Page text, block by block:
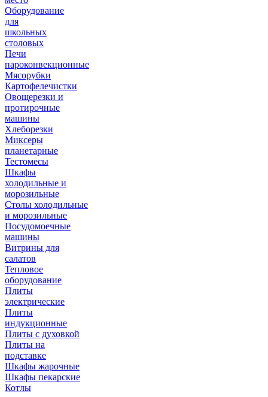
Оборудование
для
школьных
столовых
Печи
пароконвекционные
Мясорубки
Картофелечистки
Овощерезки и
протирочные
машины
Хлеборезки
Миксеры
планетарные
Тестомесы
Шкафы
холодильные и
морозильные
Столы холодильные
и морозильные
Посудомоечные
машины
Витрины для
салатов
Тепловое
оборудование
Плиты
электрические
Плиты
индукционные
Плиты с духовкой
Плиты на
подставке
Шкафы жарочные
Шкафы пекарские
Котлы